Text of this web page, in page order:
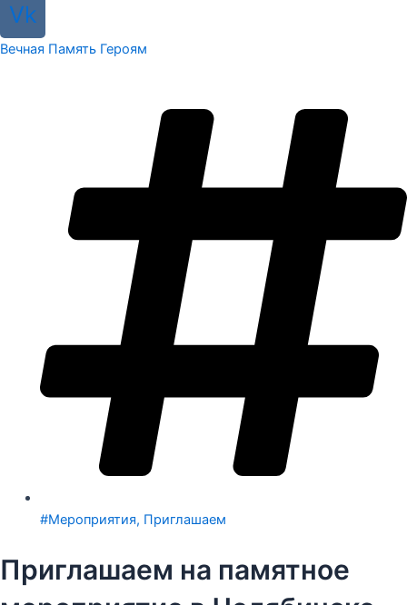
Vk
Вечная Память Героям
#Мероприятия, Приглашаем
Приглашаем на памятное